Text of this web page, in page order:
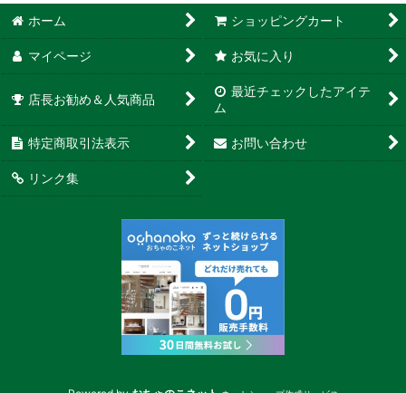
ホーム ショッピングカート
マイページ お気に入り
店長お勧め＆人気商品
最近チェックしたアイテ
ム
特定商取引法表示 お問い合わせ
リンク集